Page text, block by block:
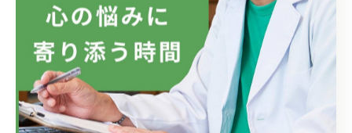
自殺 自殺願望 適応障害
メンタルケア 仕事 会社
ラインによるケア メンタルヘルス対策
メンタルヘルス 愛情 希死念慮